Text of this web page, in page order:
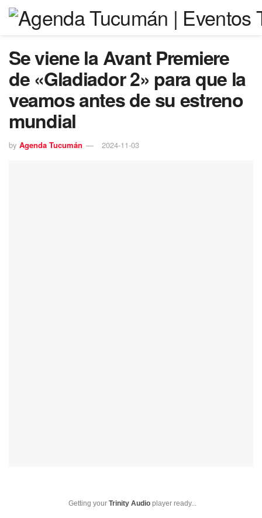
Se viene la Avant Premiere
de «Gladiador 2» para que la
veamos antes de su estreno
mundial
by Agenda Tucumán 2024-11-03
Getting your Trinity Audio player ready...